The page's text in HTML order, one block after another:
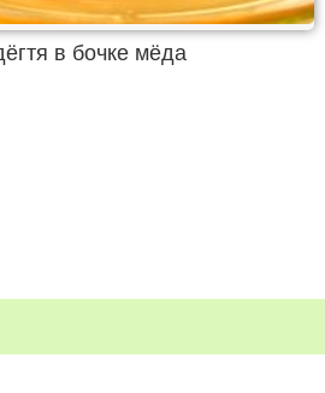
в бочке мёда